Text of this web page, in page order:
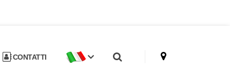
CONTATTI